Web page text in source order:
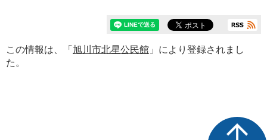
この情報は、「 旭川市北星公民館 」により登録されまし
た。